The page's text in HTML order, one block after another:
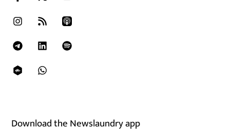
Download the Newslaundry app